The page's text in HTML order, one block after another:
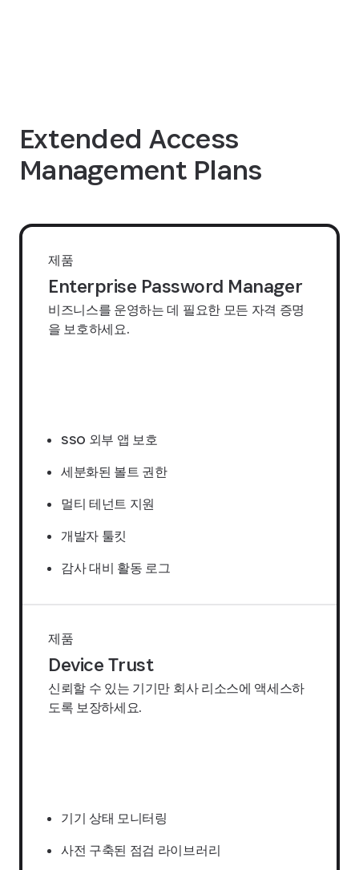
Extended Access
Management Plans
제품
Enterprise Password Manager
비즈니스를 운영하는 데 필요한 모든 자격 증명
을 보호하세요.
SSO 외부 앱 보호
세분화된 볼트 권한
멀티 테넌트 지원
개발자 툴킷
감사 대비 활동 로그
제품
Device Trust
신뢰할 수 있는 기기만 회사 리소스에 액세스하
도록 보장하세요.
기기 상태 모니터링
사전 구축된 점검 라이브러리